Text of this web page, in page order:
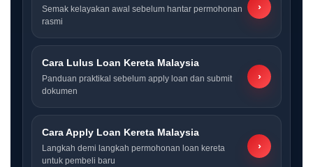
Semak kelayakan awal sebelum hantar permohonan
rasmi
›
Cara Lulus Loan Kereta Malaysia
Panduan praktikal sebelum apply loan dan submit
dokumen
›
Cara Apply Loan Kereta Malaysia
Langkah demi langkah permohonan loan kereta
untuk pembeli baru
›